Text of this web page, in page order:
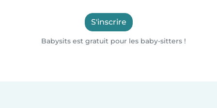
S'inscrire
Babysits est gratuit pour les baby-sitters !